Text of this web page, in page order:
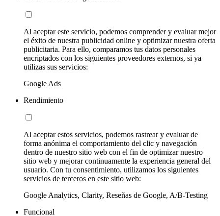
Al aceptar este servicio, podemos comprender y evaluar mejor
el éxito de nuestra publicidad online y optimizar nuestra oferta
publicitaria. Para ello, comparamos tus datos personales
encriptados con los siguientes proveedores externos, si ya
utilizas sus servicios:
Google Ads
Rendimiento
Al aceptar estos servicios, podemos rastrear y evaluar de
forma anónima el comportamiento del clic y navegación
dentro de nuestro sitio web con el fin de optimizar nuestro
sitio web y mejorar continuamente la experiencia general del
usuario. Con tu consentimiento, utilizamos los siguientes
servicios de terceros en este sitio web:
Google Analytics, Clarity, Reseñas de Google, A/B-Testing
Funcional